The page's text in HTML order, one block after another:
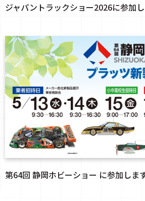
ジャパントラックショー2026に参加
第64回 静岡ホビーショー に参加しま